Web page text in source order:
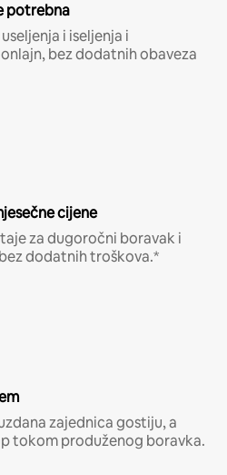
potrebna
i iseljenja i
bez dodatnih obaveza
cijene
za dugoročni boravak i
dodatnih troškova.*
zajednica gostiju, a
tokom produženog boravka.